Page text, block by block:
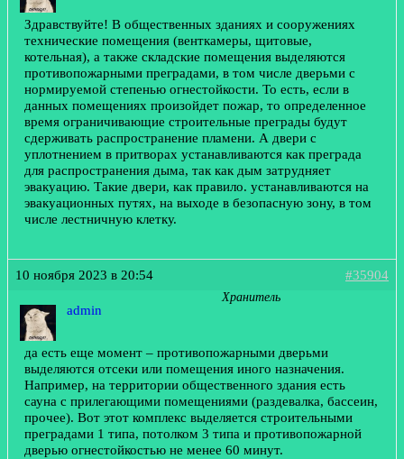
Здравствуйте! В общественных зданиях и сооружениях
технические помещения (венткамеры, щитовые,
котельная), а также складские помещения выделяются
противопожарными преградами, в том числе дверьми с
нормируемой степенью огнестойкости. То есть, если в
данных помещениях произойдет пожар, то определенное
время ограничивающие строительные преграды будут
сдерживать распространение пламени. А двери с
уплотнением в притворах устанавливаются как преграда
для распространения дыма, так как дым затрудняет
эвакуацию. Такие двери, как правило. устанавливаются на
эвакуационных путях, на выходе в безопасную зону, в том
числе лестничную клетку.
10 ноября 2023 в 20:54 #35904
admin
Хранитель
да есть еще момент – противопожарными дверьми
выделяются отсеки или помещения иного назначения.
Например, на территории общественного здания есть
сауна с прилегающими помещениями (раздевалка, бассеин,
прочее). Вот этот комплекс выделяется строительными
преградами 1 типа, потолком 3 типа и противопожарной
дверью огнестойкостью не менее 60 минут.